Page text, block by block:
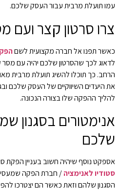
עמו תועלת מרבית עבור העסק שלכם.
צרו סרטון קצר ועם
כאשר תפנו אל חברה מקצועית לשם
לדאוג לכך שהסרטון שלכם יהיה עם מסר
הרחב. כך תוכלו להשיג תועלת מרבית
את היעדים השיווקיים של העסק שלכם
להליך ההפקה שלו בצורה הנכונה.
אנימטורים בסגנון
שלכם
אספקט נוסף שיהיה חשוב בעניין הפקת
סטודיו לאנימציה/ חברת הפקה
הסגנון שלהם וזאת כאשר הם יצטרכו